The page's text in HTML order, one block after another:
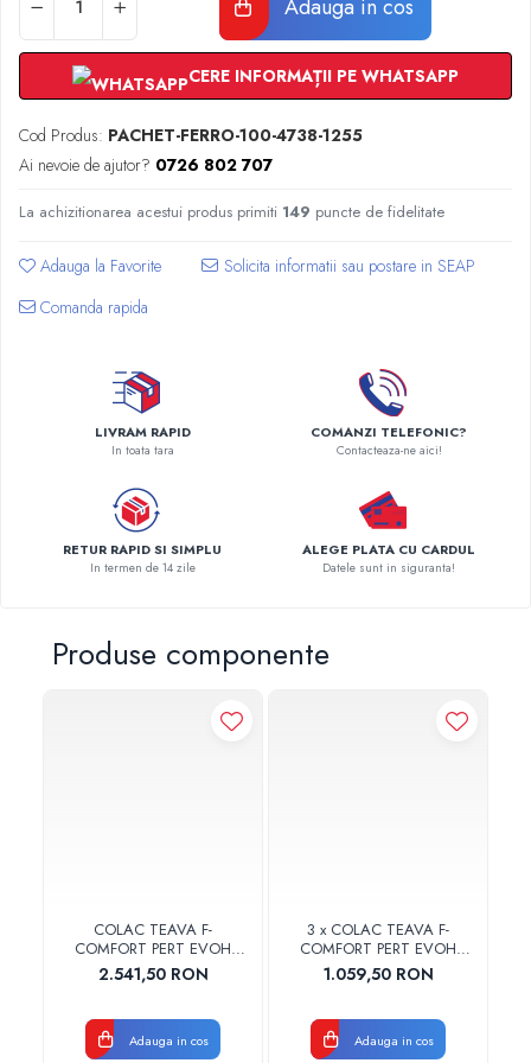
Radiatoare Otel Vogel&Noot
Radiatoare Otel Korado
Radiatoare de Baie Purmo Banga
Automatizare Termostate
Detectoare
Termostate centrala ambient
Detectoare de inundatie
Automatizari centrala termica
Stabilizatoare de tensiune
Panouri solare apa calda
Kituri panouri solare apa calda
Panouri solare nepresurizate
Automatizari panouri solare
Grupuri de pompare panouri solare
Pompe de caldura
Adauga in cos
CERE INFORMAȚII PE WHATSAPP
Cod Produs: PACHET-FERRO-100-4738-1255
Ai nevoie de ajutor? 0726 802 707
La achizitionarea acestui produs primiti 149 puncte de fidelitate
Adauga la Favorite
Comanda rapida
LIVRAM RAPID
In toata tara
COMANZI TELEFONIC?
Contacteaza-ne aici!
RETUR RAPID SI SIMPLU
In termen de 14 zile
ALEGE PLATA CU CARDUL
Datele sunt in siguranta!
Produse componente
COLAC TEAVA F-
COMFORT PERT EVOH
16X2MM 500M CU 5
STRATURI FERRO
2.541,50 RON
Adauga in cos
3 x COLAC TEAVA F-
COMFORT PERT EVOH
16X2MM 250M CU 5
STRATURI FERRO
1.059,50 RON
Adauga in cos